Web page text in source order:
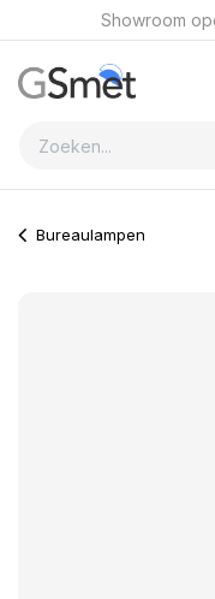
Overslaan naar inhoud
Showroom
Bureaulampen